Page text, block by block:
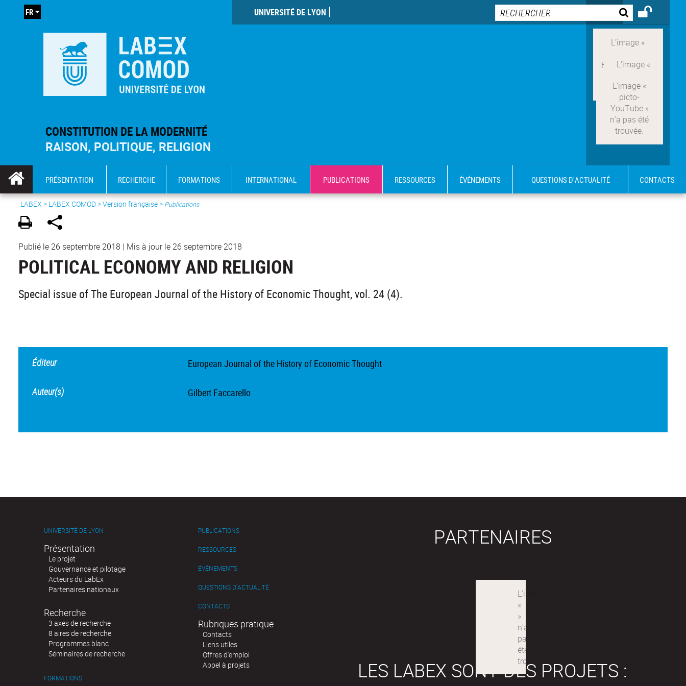
CONSTITUTION DE LA MODERNITÉ
RAISON, POLITIQUE, RELIGION
UNIVERSITÉ DE LYON
FR
PRÉSENTATION RECHERCHE FORMATIONS INTERNATIONAL PUBLICATIONS RESSOURCES ÉVÉNEMENTS QUESTIONS D'ACTUALITÉ CONTACTS
LABEX > LABEX COMOD>Version française> Publications
Publié le 26 septembre 2018 | Mis à jour le 26 septembre 2018
POLITICAL ECONOMY AND RELIGION
Special issue of The European Journal of the History of Economic Thought, vol. 24 (4).
Éditeur European Journal of the History of Economic Thought
Auteur(s) Gilbert Faccarello
UNIVERSITÉ DE LYON
Présentation
Le projet
Gouvernance et pilotage
Acteurs du LabEx
Partenaires nationaux
Recherche
3 axes de recherche
8 aires de recherche
Programmes blanc
Séminaires de recherche
FORMATIONS
PUBLICATIONS
RESSOURCES
ÉVÉNEMENTS
QUESTIONS D'ACTUALITÉ
CONTACTS
Rubriques pratique
Contacts
Liens utiles
Offres d'emploi
Appel à projets
PARTENAIRES
LES LABEX SONT DES PROJETS :